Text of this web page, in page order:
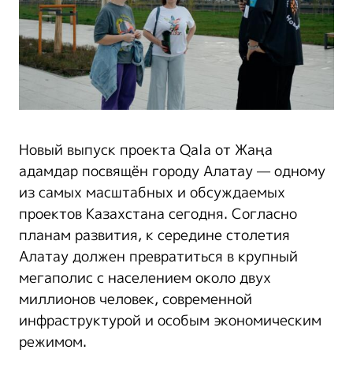
Новый выпуск проекта Qala от Жаңа
адамдар посвящён городу Алатау — одному
из самых масштабных и обсуждаемых
проектов Казахстана сегодня. Согласно
планам развития, к середине столетия
Алатау должен превратиться в крупный
мегаполис с населением около двух
миллионов человек, современной
инфраструктурой и особым экономическим
режимом.